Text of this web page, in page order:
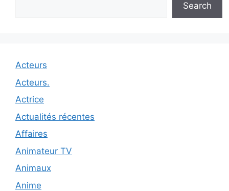
Search
Acteurs
Acteurs.
Actrice
Actualités récentes
Affaires
Animateur TV
Animaux
Anime